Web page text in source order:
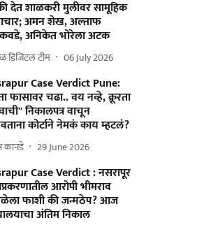
देत शाळकरी मुलीवर सामूहिक
अमन शेख, अल्ताफ
अनिकेत भोरेला अटक
डिजिटल टीम 06 July 2026
Case Verdict Pune:
फासावर चढा.. वय नव्हे, क्रूरता
निकालपत्र वाचून
कोर्टाने नेमकं काय म्हटलं?
कानडे 29 June 2026
Case Verdict : नसरापूर
आरोपी भीमराव
फाशी की जन्मठेप? आज
अंतिम निकाल